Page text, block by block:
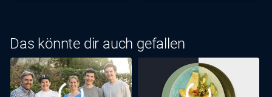
Das könnte dir auch gefallen